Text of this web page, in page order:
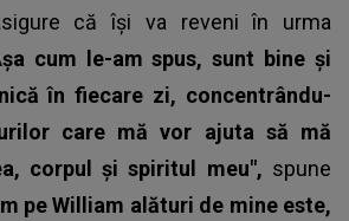
că îşi va reveni în urma
cum le-am spus, sunt bine şi
în fiecare zi, concentrându-
care mă vor ajuta să mă
corpul şi spiritul meu", spune
pe William alături de mine este,